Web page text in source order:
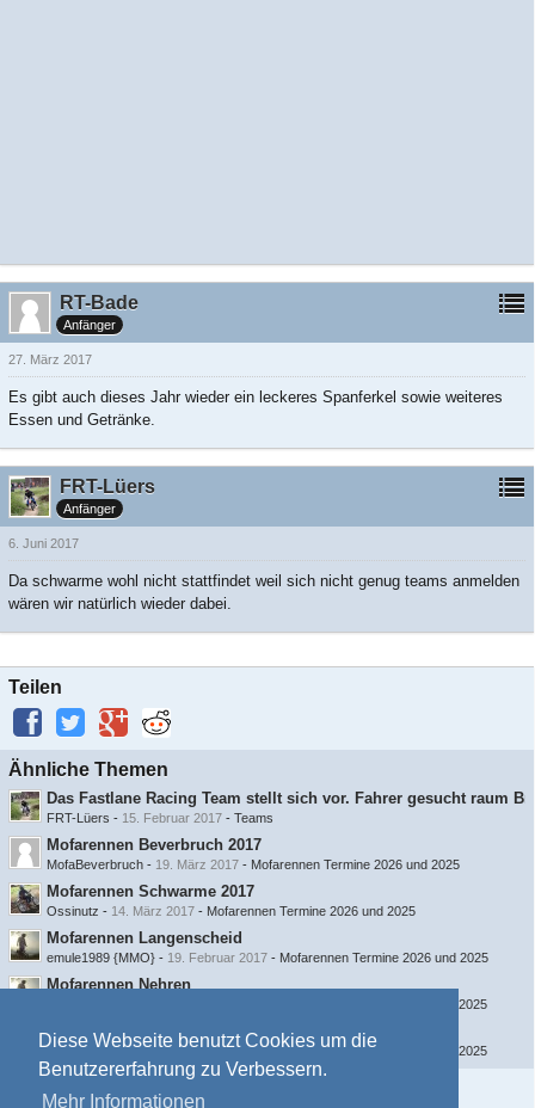
Diese Webseite benutzt Cookies um die
Benutzererfahrung zu Verbessern.
Mehr Informationen
RT-Bade
Anfänger
27. März 2017
Es gibt auch dieses Jahr wieder ein leckeres Spanferkel sowie weiteres
Essen und Getränke.
FRT-Lüers
Anfänger
6. Juni 2017
Da schwarme wohl nicht stattfindet weil sich nicht genug teams anmelden
wären wir natürlich wieder dabei.
Teilen
Ähnliche Themen
Das Fastlane Racing Team stellt sich vor. Fahrer gesucht raum
FRT-Lüers - 15. Februar 2017 - Teams
Mofarennen Beverbruch 2017
MofaBeverbruch - 19. März 2017 - Mofarennen Termine 2026 und 2025
Mofarennen Schwarme 2017
Ossinutz - 14. März 2017 - Mofarennen Termine 2026 und 2025
Mofarennen Langenscheid
emule1989 {MMO} - 19. Februar 2017 - Mofarennen Termine 2026 und 2025
Mofarennen Nehren
Mofarennen Termine 2026 und 2025
3. Stuttgarter Mofarennen
emule1989 {MMO}-11. Februar 2017-Mofarennen Termine 2026 und 2025